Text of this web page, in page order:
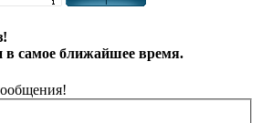
самое ближайшее время.